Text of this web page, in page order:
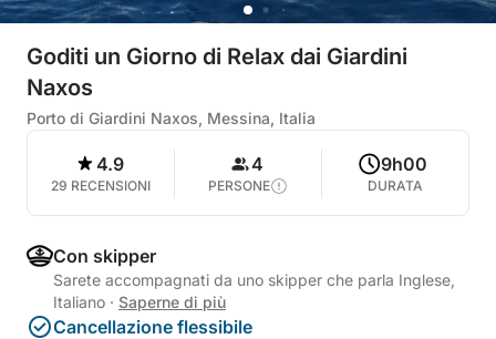
Goditi un Giorno di Relax dai Giardini
Naxos
Porto di Giardini Naxos, Messina, Italia
4.9
29 RECENSIONI
4
PERSONE
9h00
DURATA
Con skipper
Sarete accompagnati da uno skipper che parla Inglese,
Italiano · Saperne di più
Cancellazione flessibile